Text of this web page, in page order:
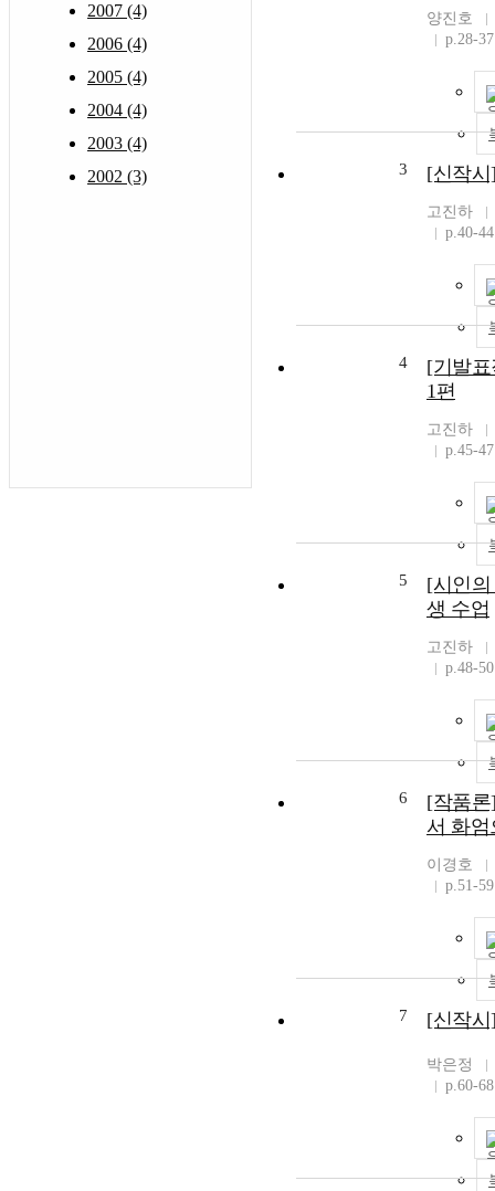
2007 (4)
2006 (4)
2005 (4)
2004 (4)
2003 (4)
2002 (3)
양진호
p.28-37
3 [신작
고진하
p.40-44
4
[기발
1편
고진하
p.45-47
5
[시인
생 수업
고진하
p.48-50
6
[작품
서 화엄
이경호
p.51-59
7 [신작
박은정
p.60-68